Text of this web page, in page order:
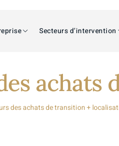
Secteurs d’intervention
achats
des achats de transition +